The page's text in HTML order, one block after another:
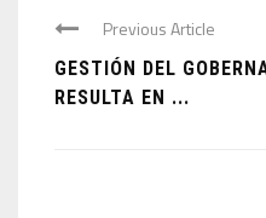
Previous Article
GESTIÓN DEL
RESULTA EN ...